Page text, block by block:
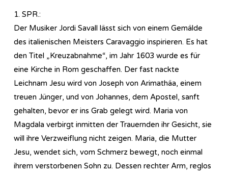
1. SPR.:
Der Musiker Jordi Savall lässt sich von einem Gemälde
des italienischen Meisters Caravaggio inspirieren. Es hat
den Titel „Kreuzabnahme“, im Jahr 1603 wurde es für
eine Kirche in Rom geschaffen. Der fast nackte
Leichnam Jesu wird von Joseph von Arimathäa, einem
treuen Jünger, und von Johannes, dem Apostel, sanft
gehalten, bevor er ins Grab gelegt wird. Maria von
Magdala verbirgt inmitten der Trauernden ihr Gesicht, sie
will ihre Verzweiflung nicht zeigen. Maria, die Mutter
Jesu, wendet sich, vom Schmerz bewegt, noch einmal
ihrem verstorbenen Sohn zu. Dessen rechter Arm, reglos